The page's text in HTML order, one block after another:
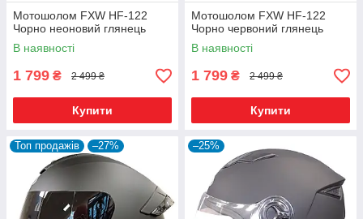
Мотошолом FXW HF-122
Чорно неоновий глянець
В наявності
1 799 ₴ 2 499 ₴
Купити
Мотошолом FXW HF-122
Чорно червоний глянець
В наявності
1 799 ₴ 2 499 ₴
Купити
Топ продажів –27% –25%